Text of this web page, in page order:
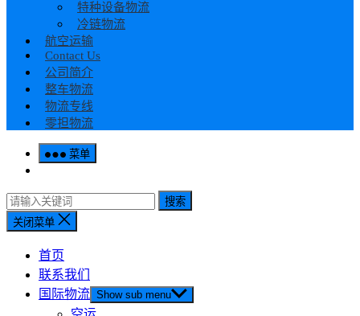
特种设备物流
冷链物流
航空运输
Contact Us
公司简介
整车物流
物流专线
零担物流
菜单
搜索
关闭菜单
首页
联系我们
国际物流 Show sub menu